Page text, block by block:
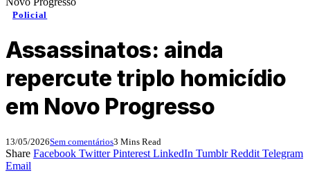
Policial
Assassinatos: ainda
repercute triplo homicídio
em Novo Progresso
13/05/2026Sem comentários3 Mins Read
Share Facebook Twitter Pinterest LinkedIn Tumblr Reddit Telegram
Email